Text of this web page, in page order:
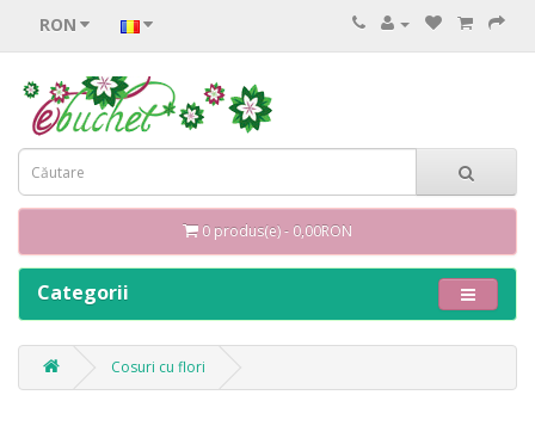
RON
0 produs(e) - 0,00RON
Categorii
Cosuri cu flori